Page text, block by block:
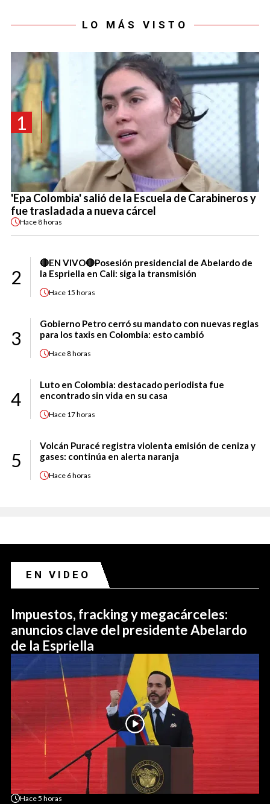
LO MÁS VISTO
1
'Epa Colombia' salió de la Escuela de Carabineros y
fue trasladada a nueva cárcel
Hace8 horas
2
🔴EN VIVO🔴Posesión presidencial de Abelardo de
la Espriella en Cali: siga la transmisión
Hace 15 horas
3
Gobierno Petro cerró su mandato con nuevas reglas
para los taxis en Colombia: esto cambió
Hace8 horas
4
Luto en Colombia: destacado periodista fue
encontrado sin vida en su casa
Hace 17 horas
5
Volcán Puracé registra violenta emisión de ceniza y
gases: continúa en alerta naranja
Hace 6 horas
EN VIDEO
Impuestos, fracking y megacárceles:
anuncios clave del presidente Abelardo
de la Espriella
Hace5 horas